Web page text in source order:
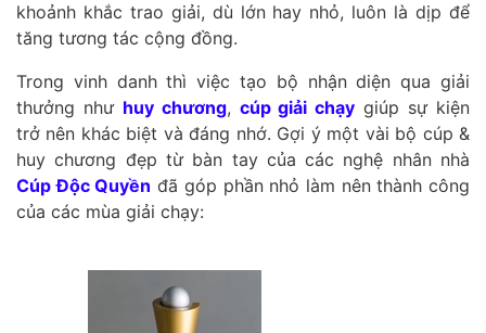
khoảnh khắc trao giải, dù lớn hay nhỏ, luôn là dịp để
tăng tương tác cộng đồng.
Trong vinh danh thì việc tạo bộ nhận diện qua giải
thưởng như huy chương, cúp giải chạy giúp sự kiện
trở nên khác biệt và đáng nhớ. Gợi ý một vài bộ cúp &
huy chương đẹp từ bàn tay của các nghệ nhân nhà
Cúp Độc Quyền đã góp phần nhỏ làm nên thành công
của các mùa giải chạy: